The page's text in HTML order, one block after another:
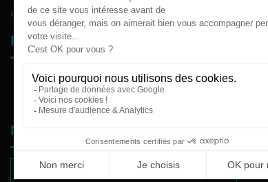
Seitenverzeichnis
Follow us
Newsletter